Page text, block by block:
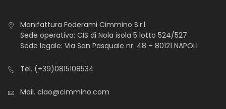
Manifattura Foderami Cimmino S.r.l
Sede operativa: CIS di Nola isola 5 lotto 524/527
Sede legale: Via San Pasquale nr. 48 – 80121 NAPOLI
Tel. (+39)0815108534
Mail. ciao@cimmino.com